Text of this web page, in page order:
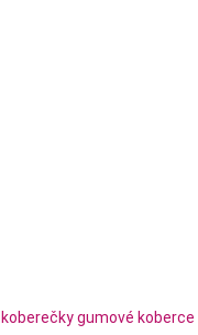
koberečkygumové koberce